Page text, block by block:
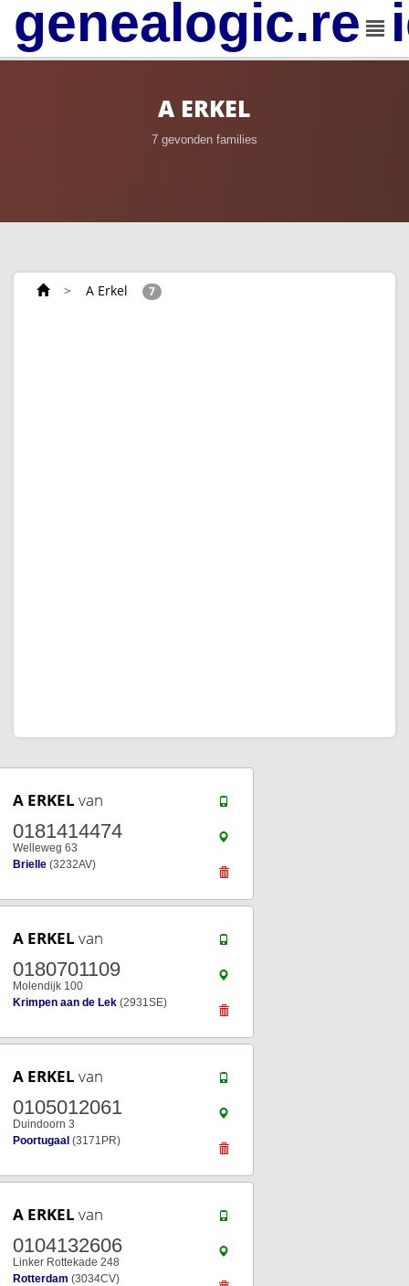
A ERKEL
7 gevonden families
> A Erkel 7
A ERKEL van
0181414474
Welleweg 63
Brielle (3232AV)
A ERKEL van
0180701109
Molendijk 100
Krimpen aan de Lek (2931SE)
A ERKEL van
0105012061
Duindoorn 3
Poortugaal (3171PR)
A ERKEL van
0104132606
Linker Rottekade 248
Rotterdam (3034CV)